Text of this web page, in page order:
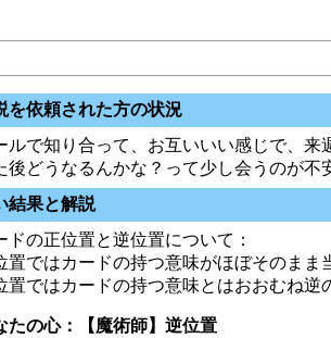
を依頼された方の状況
ルで知り合って、お互いいい感じで、
後どうなるんかな？って少し会うのが不
結果と解説
ドの正位置と逆位置について：
置ではカードの持つ意味がほぼそのまま
置ではカードの持つ意味とはおおむね逆
たの心：【魔術師】逆位置